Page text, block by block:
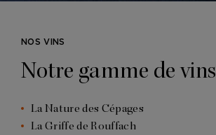
NOS VINS
Notre gamme de vins
La Nature des Cépages
La Griffe de Rouffach